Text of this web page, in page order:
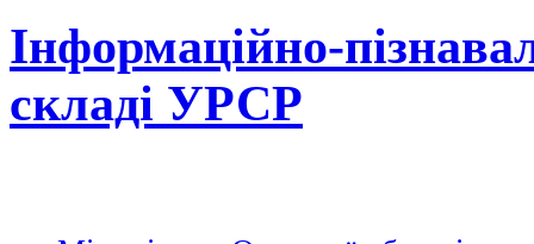
Інформаційно-
складі УРСР